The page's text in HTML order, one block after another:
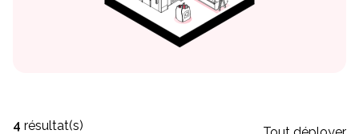
4 résultat(s)